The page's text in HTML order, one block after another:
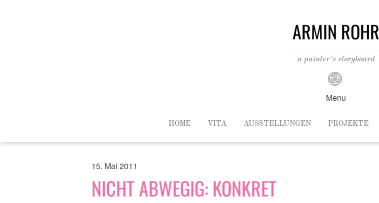
ARMIN ROHR
a painter´s storyboard
Menu
HOME VITA AUSSTELLUNGEN PROJEKTE
15. Mai 2011
NICHT ABWEGIG: KONKRET